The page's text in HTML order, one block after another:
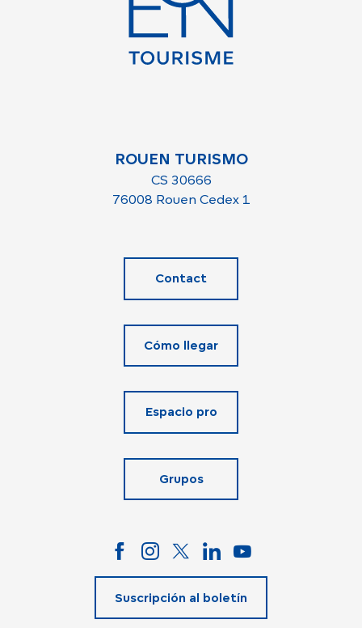
ROUEN TURISMO
CS 30666
76008 Rouen Cedex 1
Contact
Cómo llegar
Espacio pro
Grupos
Suscripción al boletín